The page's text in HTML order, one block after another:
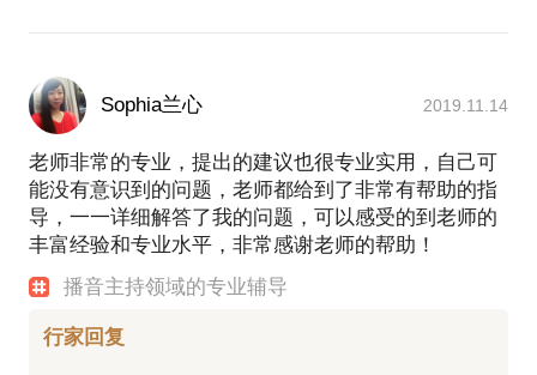
Sophia兰心 2019.11.14
老师非常的专业，提出的建议也很专业实用，自己可
能没有意识到的问题，老师都给到了非常有帮助的指
导，一一详细解答了我的问题，可以感受的到老师的
丰富经验和专业水平，非常感谢老师的帮助！
播音主持领域的专业辅导
行家回复